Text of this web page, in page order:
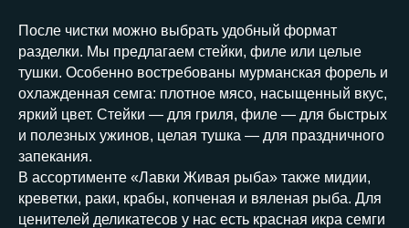
После чистки можно выбрать удобный формат
разделки. Мы предлагаем стейки, филе или целые
тушки. Особенно востребованы мурманская форель и
охлажденная семга: плотное мясо, насыщенный вкус,
яркий цвет. Стейки — для гриля, филе — для быстрых
и полезных ужинов, целая тушка — для праздничного
запекания.
В ассортименте «Лавки Живая рыба» также мидии,
креветки, раки, крабы, копченая и вяленая рыба. Для
ценителей деликатесов у нас есть красная икра семги